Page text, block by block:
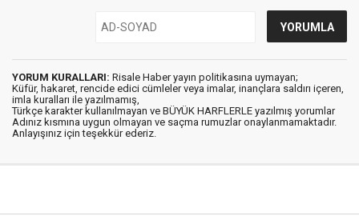
YORUM KURALLARI: Risale Haber yayın politikasına uymayan;
Küfür, hakaret, rencide edici cümleler veya imalar, inançlara saldırı içeren,
imla kuralları ile yazılmamış,
Türkçe karakter kullanılmayan ve BÜYÜK HARFLERLE yazılmış yorumlar
Adınız kısmına uygun olmayan ve saçma rumuzlar onaylanmamaktadır.
Anlayışınız için teşekkür ederiz.